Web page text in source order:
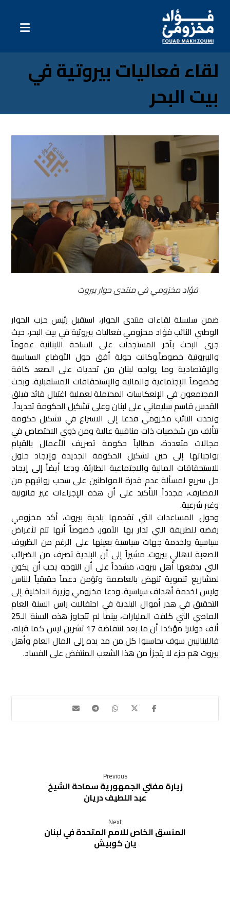
لقاء فعاليات بيروتية في
بيت البحر
فؤاد مخزومي في منتدى حوار بيروت
ضمن سلسلة لقاءات منتدى الحوار، استقبل رئيس حزب الحوار
الوطني النائب فؤاد مخزومي فعاليات بيروتية في بيت البحر، حيث
جرى البحث بآخر المستجدات على الساحة اللبنانية عموماً
والبيروتية خصوصاً.وكانت جولة أفق حول الأوضاع السياسية
والإقتصادية وما يواجه لبنان من تحديات على الصعد كافة
وخصوصاً الإجتماعية والمالية والإستحقاقات المستقبلية. وبحث
المجتمعون في الإنعكاسات المحتملة لعملية اغتيال قائد فيلق
القدس قاسم سليماني على لبنان وعلى تشكيل الحكومة تحديداً.
وتحدث النائب مخزومي فدعا إلى الاسراع في تشكيل حكومة
تتألف من شخصيات ذات مناقبية عالية ومن ذوي الاختصاص في
مجالات متعددة، مطالباً حكومة تصريف الأعمال بالقيام
بواجباتها إلى حين تشكيل الحكومة الجديدة وإيجاد حلول
للاستحقاقات المالية والاجتماعية الطارئة. ودعا أيضاً إلى إيجاد
حل سريع لمسألة عدم قدرة المواطنين على سحب رواتبهم من
المصارف، مجدداً التأكيد على أن هذه الإجراءات غير قانونية
وغير شرعية.
وحول المساعدات التي تقدمها بلدية بيروت، أكد مخزومي
رفضه للطريقة التي تدار بها الأمور، خصوصاً أنها تتم لأغراض
سياسية ولخدمة جهات سياسية بعينها على الرغم من الظروف
الصعبة لاهالي بيروت. مشيراً إلى أن البلدية تصرف من الضرائب
التي يدفعها أهل بيروت، مشدداً على أن التوجه يجب أن يكون
لمشاريع تنموية تنهض بالعاصمة وتؤمن دعماً حقيقياً للناس
وليس لخدمة أهداف سياسية. ودعا مخزومي وزيرة الداخلية إلى
التحقيق في هدر أموال البلدية في احتفالات راس السنة العام
الماضي التي كلفت المليارات، بينما لم تتجاوز هذه السنة الـ25
ألف دولار! مؤكدا أن ما بعد انتفاضة 17 تشرين ليس كما قبله،
فاللبنانيين سوف يحاسبوا كل من مد يده إلى المال العام وأهل
بيروت هم جزء لا يتجزأ من هذا الشعب المنتفض على الفساد.
Previous
زيارة مفتي الجمهورية سماحة الشيخ
عبد اللطيف دريان
Next
المنسق الخاص للامم المتحدة في لبنان
يان كوبيش